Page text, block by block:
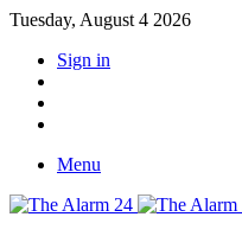
Tuesday, August 4 2026
Sign in
Menu